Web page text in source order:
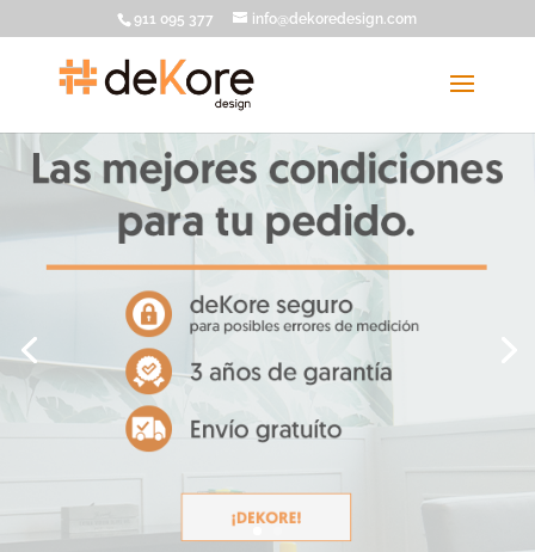
911 095 377 info@dekoredesign.com